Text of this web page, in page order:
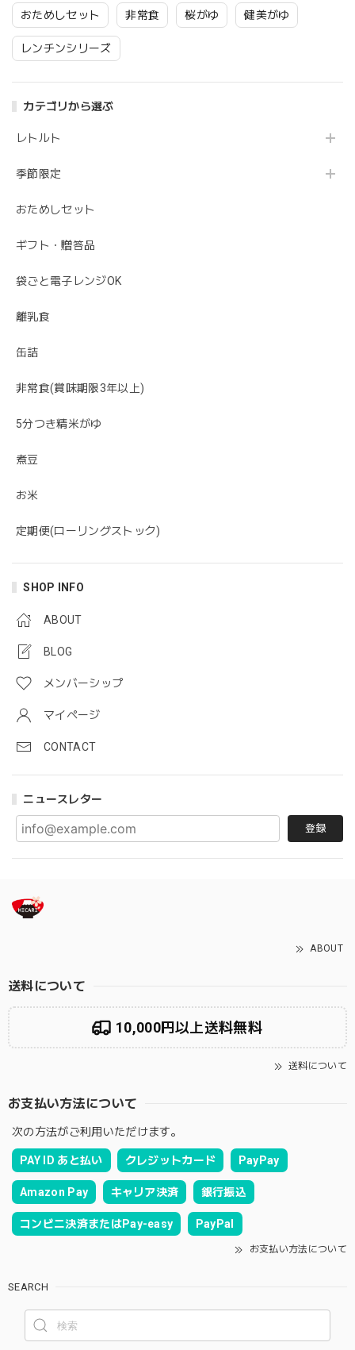
おためしセット 非常食 桜がゆ 健美がゆ
レンチンシリーズ
カテゴリから選ぶ
レトルト
季節限定
おためしセット
ギフト・贈答品
袋ごと電子レンジOK
離乳食
缶詰
非常食(賞味期限3年以上)
5分つき精米がゆ
煮豆
お米
定期便(ローリングストック)
SHOP INFO
ABOUT
BLOG
メンバーシップ
マイページ
CONTACT
ニュースレター
登録
ABOUT
送料について
10,000円以上送料無料
送料について
お支払い方法について
次の方法がご利用いただけます。
PAY ID あと払い クレジットカード PayPay
Amazon Pay キャリア決済 銀行振込
コンビニ決済またはPay-easy PayPal
お支払い方法について
SEARCH